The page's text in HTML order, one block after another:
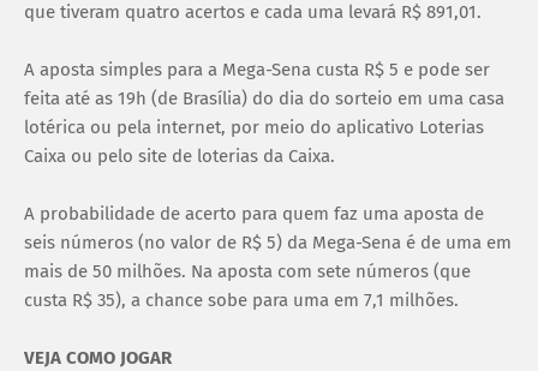
que tiveram quatro acertos e cada uma levará R$ 891,01.
A aposta simples para a Mega-Sena custa R$ 5 e pode ser
feita até as 19h (de Brasília) do dia do sorteio em uma casa
lotérica ou pela internet, por meio do aplicativo Loterias
Caixa ou pelo site de loterias da Caixa.
A probabilidade de acerto para quem faz uma aposta de
seis números (no valor de R$ 5) da Mega-Sena é de uma em
mais de 50 milhões. Na aposta com sete números (que
custa R$ 35), a chance sobe para uma em 7,1 milhões.
VEJA COMO JOGAR